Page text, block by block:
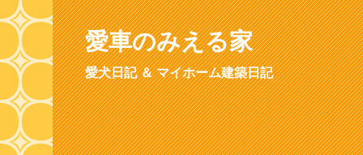
愛車のみえる家
愛犬日記 ＆ マイホーム建築日記